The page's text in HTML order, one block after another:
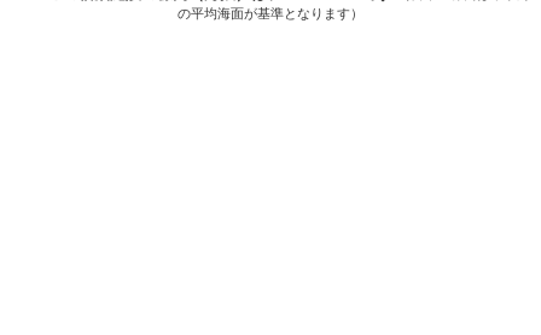
の平均海面が基準となります）